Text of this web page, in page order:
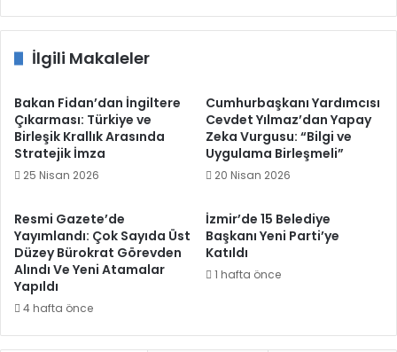
İlgili Makaleler
Bakan Fidan’dan İngiltere
Çıkarması: Türkiye ve
Birleşik Krallık Arasında
Stratejik İmza
25 Nisan 2026
Cumhurbaşkanı Yardımcısı
Cevdet Yılmaz’dan Yapay
Zeka Vurgusu: “Bilgi ve
Uygulama Birleşmeli”
20 Nisan 2026
Resmi Gazete’de
Yayımlandı: Çok Sayıda Üst
Düzey Bürokrat Görevden
Alındı Ve Yeni Atamalar
Yapıldı
4 hafta önce
İzmir’de 15 Belediye
Başkanı Yeni Parti’ye
Katıldı
1 hafta önce